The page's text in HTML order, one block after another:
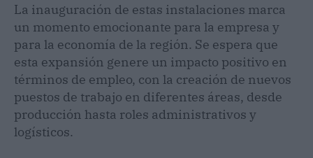
La inauguración de estas instalaciones marca
un momento emocionante para la empresa y
para la economía de la región. Se espera que
esta expansión genere un impacto positivo en
términos de empleo, con la creación de nuevos
puestos de trabajo en diferentes áreas, desde
producción hasta roles administrativos y
logísticos.